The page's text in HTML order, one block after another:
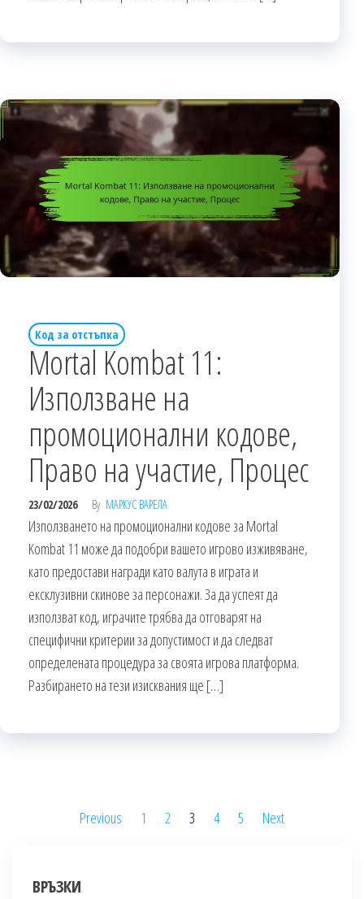
Код за отстъпка
Mortal Kombat 11:
Използване на
промоционални кодове,
Право на участие, Процес
23/02/2026 By МАРКУС ВАРЕЛА
Използването на промоционални кодове за Mortal
Kombat 11 може да подобри вашето игрово изживяване,
като предостави награди като валута в играта и
ексклузивни скинове за персонажи. За да успеят да
използват код, играчите трябва да отговарят на
специфични критерии за допустимост и да следват
определената процедура за своята игрова платформа.
Разбирането на тези изисквания ще […]
Previous 1 2 3 4 5 Next
ВРЪЗКИ